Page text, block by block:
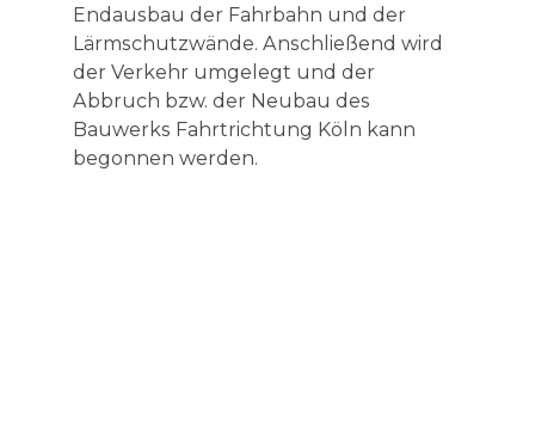
Endausbau der Fahrbahn und der
Lärmschutzwände. Anschließend wird
der Verkehr umgelegt und der
Abbruch bzw. der Neubau des
Bauwerks Fahrtrichtung Köln kann
begonnen werden.